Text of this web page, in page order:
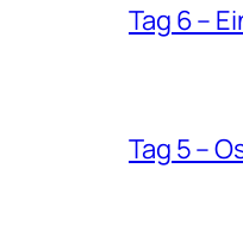
Tag 6 –
Tag 5 –